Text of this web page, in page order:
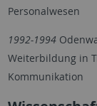
Personalwesen
1992-1994
Weiterbildung in
Kommunikation